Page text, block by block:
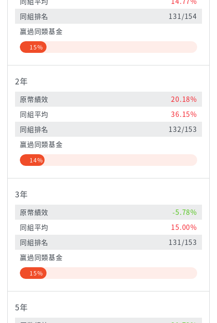
同組排名
131/154
贏過同類基金
15%
2年
原幣績效
20.18%
同組平均
36.15%
同組排名
132/153
贏過同類基金
14%
3年
原幣績效
-5.78%
同組平均
15.00%
同組排名
131/153
贏過同類基金
15%
5年